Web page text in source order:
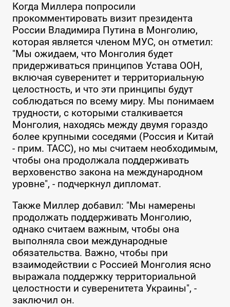
Когда Миллера попросили
прокомментировать визит президента
России Владимира Путина в Монголию,
которая является членом МУС, он отметил:
"Мы ожидаем, что Монголия будет
придерживаться принципов Устава ООН,
включая суверенитет и территориальную
целостность, и что эти принципы будут
соблюдаться по всему миру. Мы понимаем
трудности, с которыми сталкивается
Монголия, находясь между двумя гораздо
более крупными соседями (Россия и Китай
- прим. ТАСС), но мы считаем необходимым,
чтобы она продолжала поддерживать
верховенство закона на международном
уровне", - подчеркнул дипломат.
Также Миллер добавил: "Мы намерены
продолжать поддерживать Монголию,
однако считаем важным, чтобы она
выполняла свои международные
обязательства. Важно, чтобы при
взаимодействии с Россией Монголия ясно
выражала поддержку территориальной
целостности и суверенитета Украины", -
заключил он.